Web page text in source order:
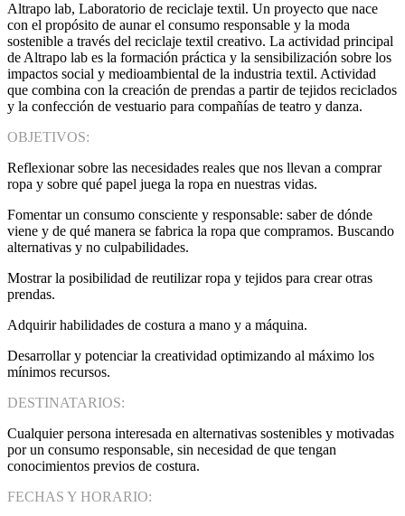
Altrapo lab, Laboratorio de reciclaje textil. Un proyecto que nace
con el propósito de aunar el consumo responsable y la moda
sostenible a través del reciclaje textil creativo. La actividad principal
de Altrapo lab es la formación práctica y la sensibilización sobre los
impactos social y medioambiental de la industria textil. Actividad
que combina con la creación de prendas a partir de tejidos reciclados
y la confección de vestuario para compañías de teatro y danza.
OBJETIVOS:
Reflexionar sobre las necesidades reales que nos llevan a comprar
ropa y sobre qué papel juega la ropa en nuestras vidas.
Fomentar un consumo consciente y responsable: saber de dónde
viene y de qué manera se fabrica la ropa que compramos. Buscando
alternativas y no culpabilidades.
Mostrar la posibilidad de reutilizar ropa y tejidos para crear otras
prendas.
Adquirir habilidades de costura a mano y a máquina.
Desarrollar y potenciar la creatividad optimizando al máximo los
mínimos recursos.
DESTINATARIOS:
Cualquier persona interesada en alternativas sostenibles y motivadas
por un consumo responsable, sin necesidad de que tengan
conocimientos previos de costura.
FECHAS Y HORARIO: